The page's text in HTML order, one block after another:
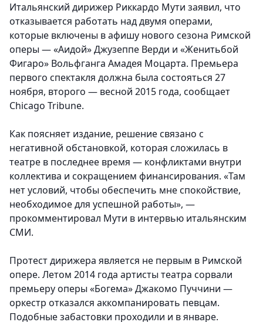
Итальянский дирижер Риккардо Мути заявил, что
отказывается работать над двумя операми,
которые включены в афишу нового сезона Римской
оперы — «Аидой» Джузеппе Верди и «Женитьбой
Фигаро» Вольфганга Амадея Моцарта. Премьера
первого спектакля должна была состояться 27
ноября, второго — весной 2015 года, сообщает
Chicago Tribune.
Как поясняет издание, решение связано с
негативной обстановкой, которая сложилась в
театре в последнее время — конфликтами внутри
коллектива и сокращением финансирования. «Там
нет условий, чтобы обеспечить мне спокойствие,
необходимое для успешной работы», —
прокомментировал Мути в интервью итальянским
СМИ.
Протест дирижера является не первым в Римской
опере. Летом 2014 года артисты театра сорвали
премьеру оперы «Богема» Джакомо Пуччини —
оркестр отказался аккомпанировать певцам.
Подобные забастовки проходили и в январе.